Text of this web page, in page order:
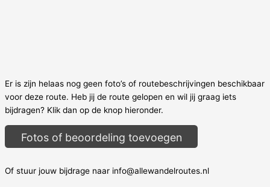
Er is zijn helaas nog geen foto’s of routebeschrijvingen beschikbaar
voor deze route. Heb jij de route gelopen en wil jij graag iets
bijdragen? Klik dan op de knop hieronder.
Fotos of beoordeling toevoegen
Of stuur jouw bijdrage naar info@allewandelroutes.nl